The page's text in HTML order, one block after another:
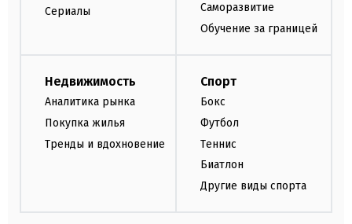
Сериалы
Саморазвитие
Обучение за границей
Недвижимость
Аналитика рынка
Покупка жилья
Тренды и вдохновение
Спорт
Бокс
Футбол
Теннис
Биатлон
Другие виды спорта